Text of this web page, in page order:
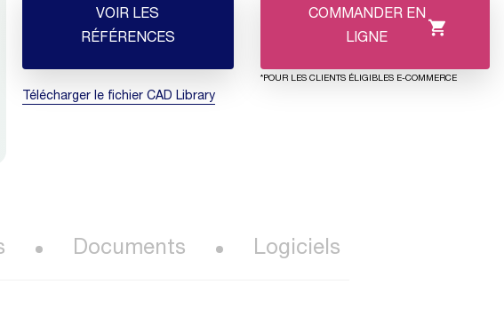
VOIR LES
RÉFÉRENCES
COMMANDER EN
LIGNE
*POUR LES CLIENTS ÉLIGIBLES E-COMMERCE
Télécharger le fichier CAD Library
Documents Logiciels